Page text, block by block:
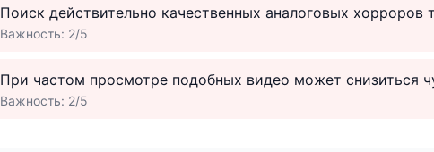
Поиск действительно качественных аналоговых хорроров
Важность: 2/5
При частом просмотре подобных видео может снизиться
Важность: 2/5